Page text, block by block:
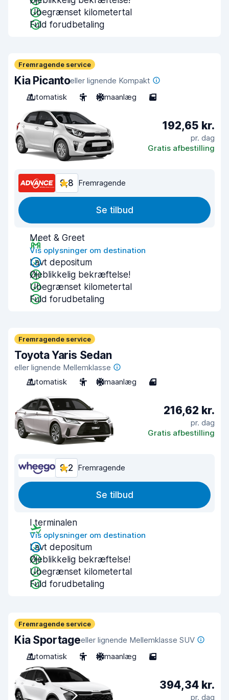
Ubegrænset kilometertal
Fuld forudbetaling
Fremragende service
Kia Picantoeller lignende Kompakt
Automatisk
5 Klimaanlæg 5
192,65 kr.
pr. dag
Gratis afbestilling
9,8 Fremragende
Se tilbud
Meet & Greet
Vis oplysninger om destination
Lavt depositum
Øjeblikkelig bekræftelse!
Ubegrænset kilometertal
Fuld forudbetaling
Fremragende service
Toyota Yaris Sedan
eller lignende Mellemklasse
Automatisk
5 Klimaanlæg 4
216,62 kr.
pr. dag
Gratis afbestilling
9,2 Fremragende
Se tilbud
I terminalen
Vis oplysninger om destination
Lavt depositum
Øjeblikkelig bekræftelse!
Ubegrænset kilometertal
Fuld forudbetaling
Fremragende service
Kia Sportageeller lignende Mellemklasse SUV
Automatisk
5 Klimaanlæg 5
394,34 kr.
pr. dag